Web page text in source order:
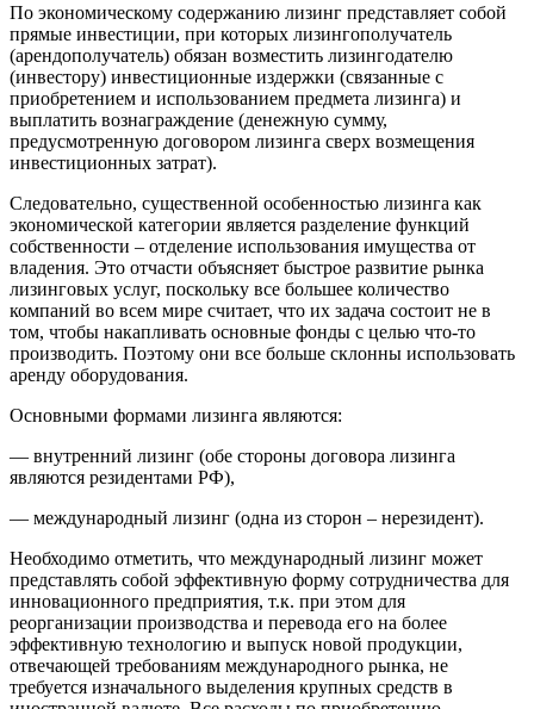
По экономическому содержанию лизинг представляет собой
прямые инвестиции, при которых лизингополучатель
(арендополучатель) обязан возместить лизингодателю
(инвестору) инвестиционные издержки (связанные с
приобретением и использованием предмета лизинга) и
выплатить вознаграждение (денежную сумму,
предусмотренную договором лизинга сверх возмещения
инвестиционных затрат).
Следовательно, существенной особенностью лизинга как
экономической категории является разделение функций
собственности – отделение использования имущества от
владения. Это отчасти объясняет быстрое развитие рынка
лизинговых услуг, поскольку все большее количество
компаний во всем мире считает, что их задача состоит не в
том, чтобы накапливать основные фонды с целью что-то
производить. Поэтому они все больше склонны использовать
аренду оборудования.
Основными формами лизинга являются:
— внутренний лизинг (обе стороны договора лизинга
являются резидентами РФ),
— международный лизинг (одна из сторон – нерезидент).
Необходимо отметить, что международный лизинг может
представлять собой эффективную форму сотрудничества для
инновационного предприятия, т.к. при этом для
реорганизации производства и перевода его на более
эффективную технологию и выпуск новой продукции,
отвечающей требованиям международного рынка, не
требуется изначального выделения крупных средств в